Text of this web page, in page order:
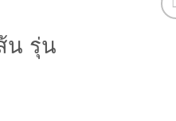
น รุ่น